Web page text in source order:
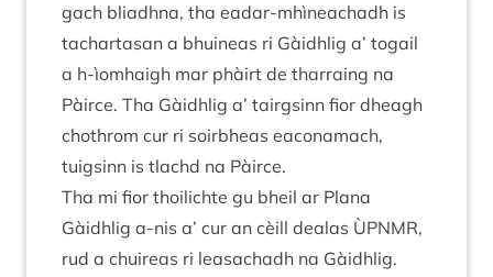
gach bli­adhna, tha eadar-mhìneachadh is
tachartas­an a bhuineas ri Gàidh­lig a’ togail
a h‑ìomhaigh mar phàirt de thar­ra­ing na
Pàirce. Tha Gàidh­lig a’ tairgsinn fior dheagh
cho­throm cur ri soirb­heas eaconamach,
tuigsinn is tlachd na Pàirce.
Tha mi fior thoi­l­ichte gu bheil ar Plana
Gàidh­lig a‑nis a’ cur an cèill dealas ÙPN­MR,
rud a chuire­as ri leas­achadh na Gàidhlig.